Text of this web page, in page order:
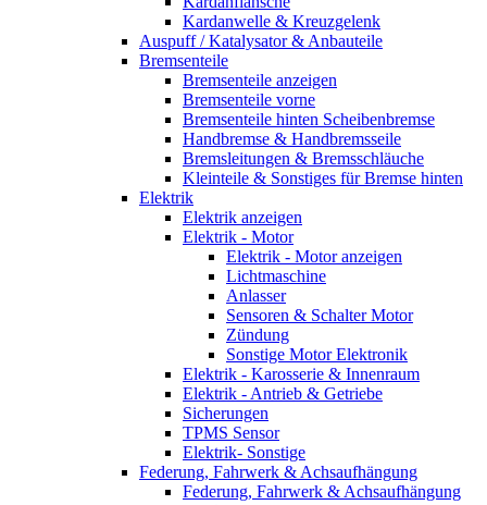
Kardanwelle & Kreuzgelenk
Auspuff / Katalysator & Anbauteile
Bremsenteile
Bremsenteile anzeigen
Bremsenteile vorne
Bremsenteile hinten Scheibenbremse
Handbremse & Handbremsseile
Bremsleitungen & Bremsschläuche
Kleinteile & Sonstiges für Bremse hinten
Elektrik
Elektrik anzeigen
Elektrik - Motor
Elektrik - Motor anzeigen
Lichtmaschine
Anlasser
Sensoren & Schalter Motor
Zündung
Sonstige Motor Elektronik
Elektrik - Karosserie & Innenraum
Elektrik - Antrieb & Getriebe
Sicherungen
TPMS Sensor
Elektrik- Sonstige
Federung, Fahrwerk & Achsaufhängung
Federung, Fahrwerk & Achsaufhängung